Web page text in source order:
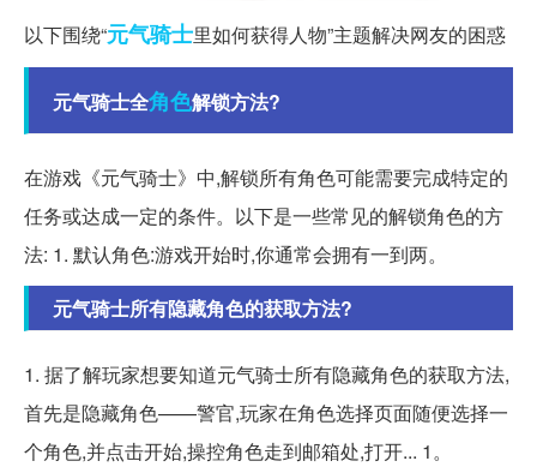
以下围绕“元气骑士里如何获得人物”主题解决网友的困惑
元气骑士全角色解锁方法?
在游戏《元气骑士》中,解锁所有角色可能需要完成特定的
任务或达成一定的条件。以下是一些常见的解锁角色的方
法: 1. 默认角色:游戏开始时,你通常会拥有一到两。
元气骑士所有隐藏角色的获取方法?
1. 据了解玩家想要知道元气骑士所有隐藏角色的获取方法,
首先是隐藏角色——警官,玩家在角色选择页面随便选择一
个角色,并点击开始,操控角色走到邮箱处,打开... 1。